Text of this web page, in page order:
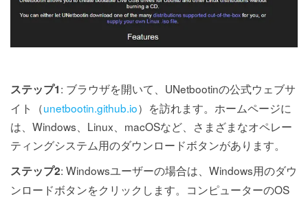
ステップ1: ブラウザを開いて、UNetbootinの公式ウェブサ
イト（unetbootin.github.io）を訪れます。ホームページに
は、Windows、Linux、macOSなど、さまざまなオペレー
ティングシステム用のダウンロードボタンがあります。
ステップ2: Windowsユーザーの場合は、Windows用のダウ
ンロードボタンをクリックします。コンピューターのOS